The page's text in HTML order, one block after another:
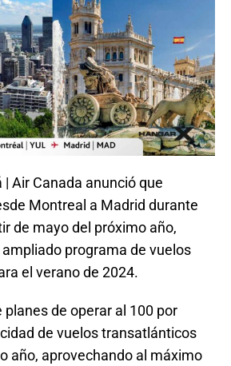
Air Canada anunció que
Montreal a Madrid durante
de mayo del próximo año,
programa de vuelos
el verano de 2024.
de operar al 100 por
de vuelos transatlánticos
año, aprovechando al máximo